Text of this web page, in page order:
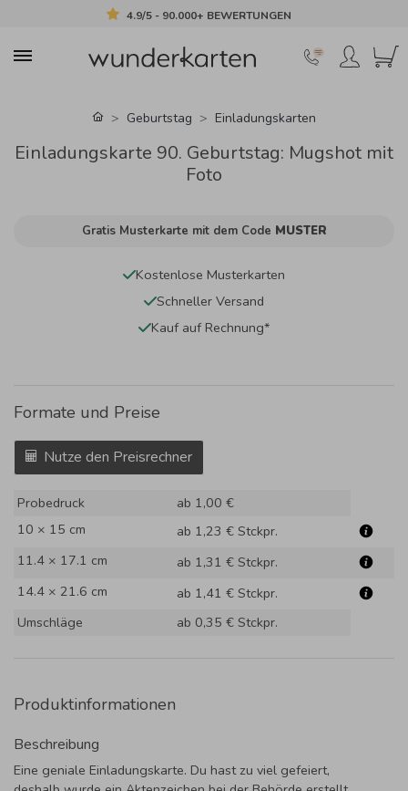
4.9/5 - 90.000+ BEWERTUNGEN
Geburtstag Einladungskarten
Einladungskarte 90. Geburtstag: Mugshot mit
Foto
Gratis Musterkarte mit dem Code MUSTER
Kostenlose Musterkarten
Schneller Versand
Kauf auf Rechnung*
Formate und Preise
Nutze den Preisrechner
Probedruck
ab 1,00 €
10 × 15 cm
ab 1,23 € Stckpr.
11.4 × 17.1 cm
ab 1,31 € Stckpr.
14.4 × 21.6 cm
ab 1,41 € Stckpr.
Umschläge
ab 0,35 € Stckpr.
Produktinformationen
Beschreibung
Eine geniale Einladungskarte. Du hast zu viel gefeiert,